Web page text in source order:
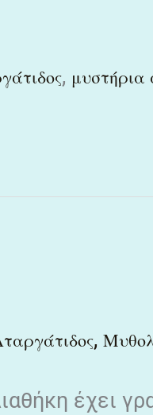
, μυστήρια
,
έχει